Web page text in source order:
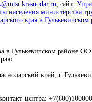
, сайт:
населения министерства
края в Гулькевичском
в Гулькевичском районе
край, г.
центра: